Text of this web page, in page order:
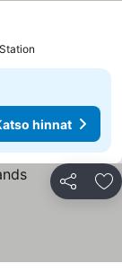
hinnat
Jaa